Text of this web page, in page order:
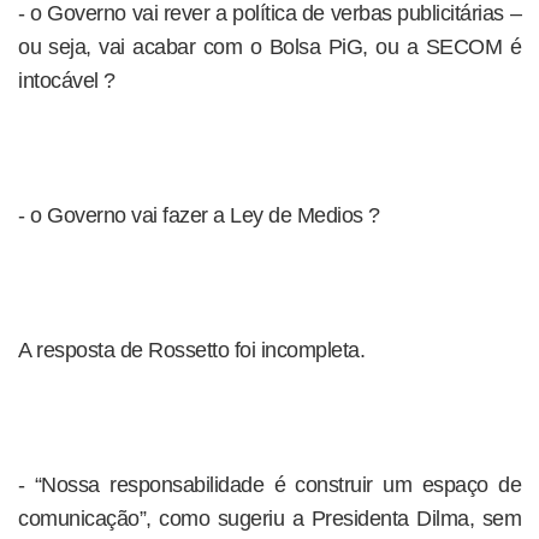
- o Governo vai rever a política de verbas publicitárias –
ou seja, vai acabar com o Bolsa PiG, ou a SECOM é
intocável ?
- o Governo vai fazer a Ley de Medios ?
A resposta de Rossetto foi incompleta.
- “Nossa responsabilidade é construir um espaço de
comunicação”, como sugeriu a Presidenta Dilma, sem